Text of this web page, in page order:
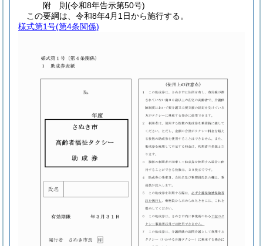
附 則(令和8年告示第50号)
この要綱は、令和8年4月1日から施行する。
様式第1号(第4条関係)